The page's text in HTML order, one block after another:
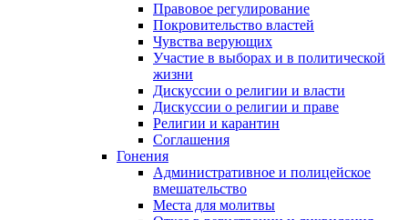
Правовое регулирование
Покровительство властей
Чувства верующих
Участие в выборах и в политической
жизни
Дискуссии о религии и власти
Дискуссии о религии и праве
Религии и карантин
Соглашения
Гонения
Административное и полицейское
вмешательство
Места для молитвы